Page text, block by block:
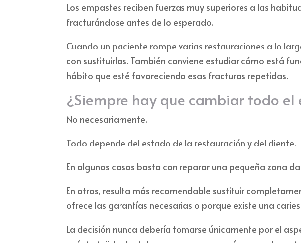
Los empastes reciben fuerzas muy superiores a las
fracturándose antes de lo esperado.
Cuando un paciente rompe varias restauraciones a lo
con sustituirlas. También conviene estudiar cómo está
hábito que esté favoreciendo esas fracturas repetidas.
¿Siempre hay que cambiar todo el
No necesariamente.
Todo depende del estado de la restauración y del diente.
En algunos casos basta con reparar una pequeña zona
En otros, resulta más recomendable sustituir
ofrece las garantías necesarias o porque existe una
La decisión nunca debería tomarse únicamente por el